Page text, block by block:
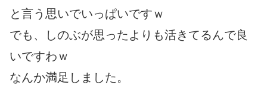
と言う思いでいっぱいですｗ
でも、しのぶが思ったよりも活きてるんで良
いですわｗ
なんか満足しました。